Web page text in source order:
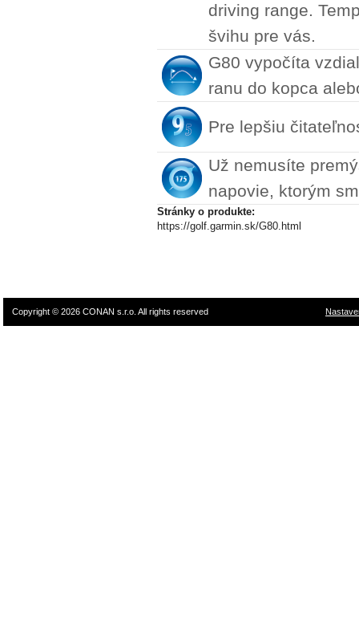
driving range.
švihu pre vás.
G80 vypočíta
ranu do kopca
Pre lepšiu
Už nemusíte
napovie, ktorým
Stránky o produkte:
https://golf.garmin.sk/G80.html
Copyright © 2026 CONAN s.r.o. All rights reserved